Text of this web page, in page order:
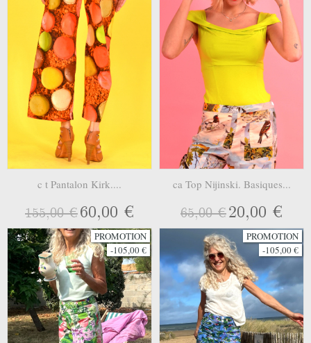
c t Pantalon Kirk....
155,00 €60,00 €
ca Top Nijinski. Basiques...
65,00 €20,00 €
PROMOTION
-105,00 €
PROMOTION
-105,00 €